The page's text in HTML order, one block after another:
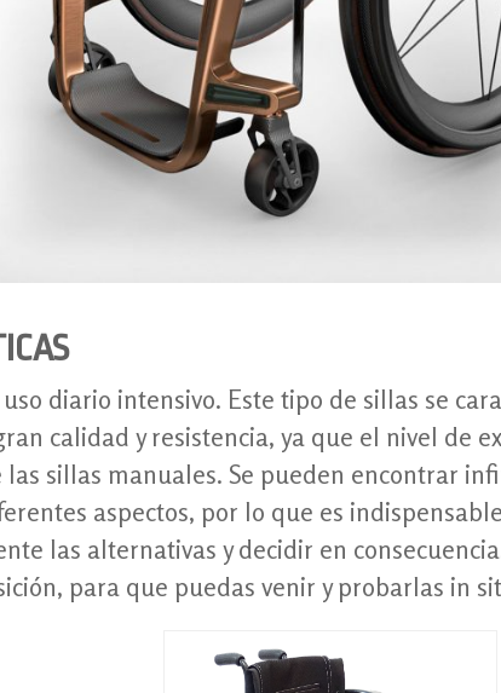
diario intensivo. Este tipo de sillas se
calidad y resistencia, ya que el nivel de
sillas manuales. Se pueden encontrar
aspectos, por lo que es
las alternativas y decidir en
para que puedas venir y probarlas in